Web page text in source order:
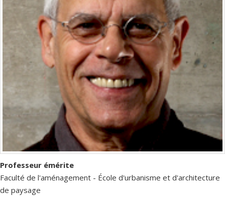
Professeur émérite
Faculté de l'aménagement - École d'urbanisme et d'architecture
de paysage